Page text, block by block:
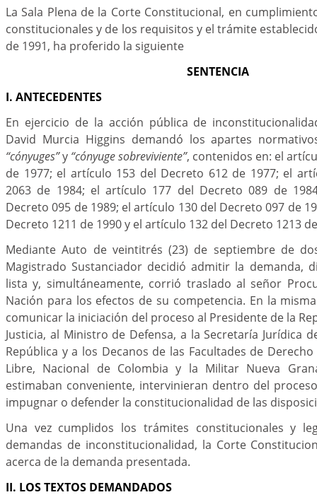
La Sala Plena de la Corte Constitucional, en
constitucionales y de los requisitos y el trámite
de 1991, ha proferido la siguiente
SENTENCIA
I. ANTECEDENTES
En ejercicio de la acción pública de
David Murcia Higgins demandó los apartes
“cónyuges”y “cónyuge sobreviviente”, contenidos en: el
de 1977; el artículo 153 del Decreto 612 de 1977; el
2063 de 1984; el artículo 177 del Decreto 089 de
Decreto 095 de 1989; el artículo 130 del Decreto 097 de
Decreto 1211 de 1990 y el artículo 132 del Decreto 1213
Mediante Auto de veintitrés (23) de septiembre de
Magistrado Sustanciador decidió admitir la demanda,
lista y, simultáneamente, corrió traslado al señor
Nación para los efectos de su competencia. En la
comunicar la iniciación del proceso al Presidente de la
Justicia, al Ministro de Defensa, a la Secretaría Jurídica
República y a los Decanos de las Facultades de
Libre, Nacional de Colombia y la Militar Nueva
estimaban conveniente, intervinieran dentro del
impugnar o defender la constitucionalidad de las
Una vez cumplidos los trámites constitucionales y
demandas de inconstitucionalidad, la Corte
acerca de la demanda presentada.
II. LOS TEXTOS DEMANDADOS